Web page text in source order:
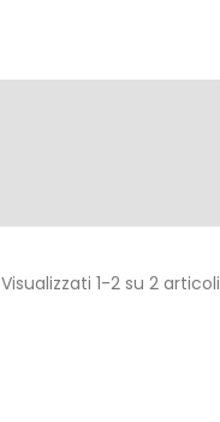
Visualizzati 1-2 su 2 articoli